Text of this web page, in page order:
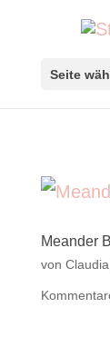
Seite
Meander
von Claudia